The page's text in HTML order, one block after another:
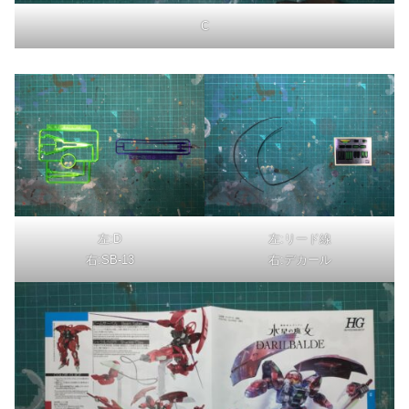
C
左:D
右:SB-13
左:リード線
右:デカール